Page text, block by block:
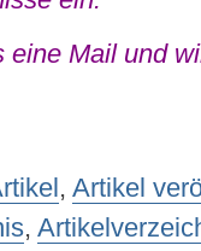
eine Mail und
, Artikel
,